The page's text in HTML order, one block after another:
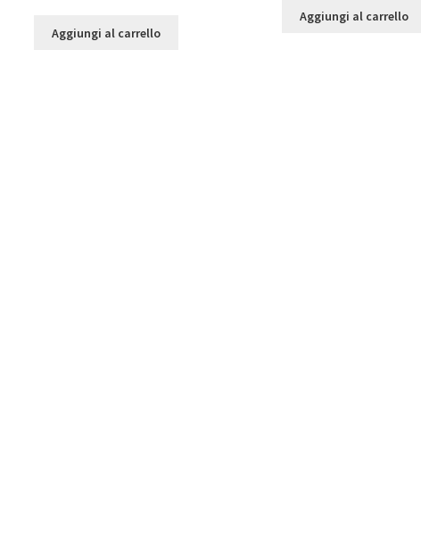
Aggiungi al carrello
Aggiungi al carrello